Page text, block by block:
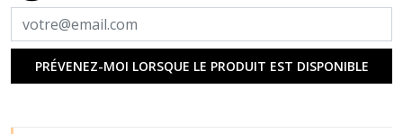
PRÉVENEZ-MOI LORSQUE LE PRODUIT EST DISPONIBLE